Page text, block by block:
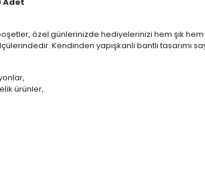
Adet
özel günlerinizde hediyelerinizi hem şık
Kendinden yapışkanlı bantlı tasarımı
ürünler,